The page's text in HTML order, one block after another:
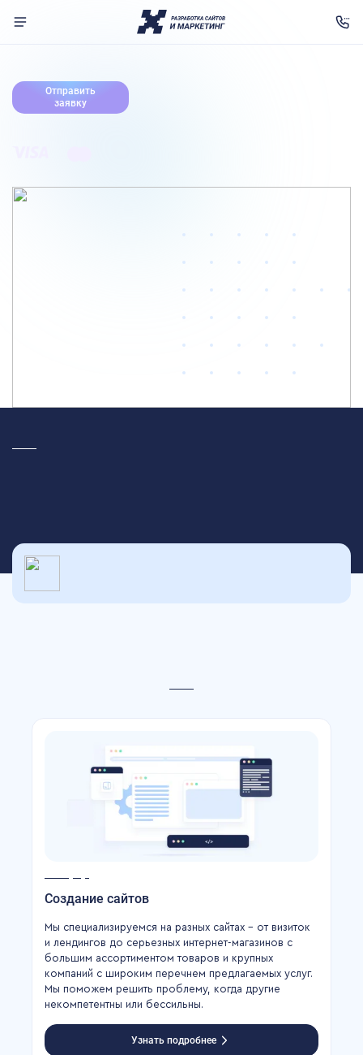
Услуги
О нас
Отправить
заявку
Создание сайтов
Мы специализируемся на разных сайтах – от визиток
и лендингов до серьезных интернет-магазинов с
большим ассортиментом товаров и крупных
компаний с широким перечнем предлагаемых услуг.
Мы поможем решить проблему, когда другие
некомпетентны или бессильны.
Узнать подробнее